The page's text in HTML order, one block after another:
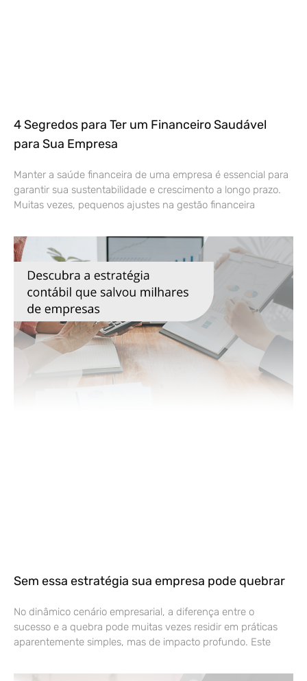
4 Segredos para Ter um Financeiro Saudável
para Sua Empresa
Manter a saúde financeira de uma empresa é essencial para
garantir sua sustentabilidade e crescimento a longo prazo.
Muitas vezes, pequenos ajustes na gestão financeira
Sem essa estratégia sua empresa pode quebrar
No dinâmico cenário empresarial, a diferença entre o
sucesso e a quebra pode muitas vezes residir em práticas
aparentemente simples, mas de impacto profundo. Este